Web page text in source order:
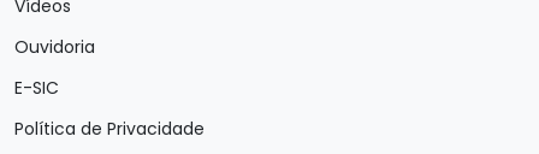
Vídeos
Ouvidoria
E-SIC
Política de Privacidade